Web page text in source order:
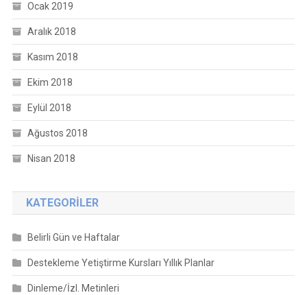
Ocak 2019
Aralık 2018
Kasım 2018
Ekim 2018
Eylül 2018
Ağustos 2018
Nisan 2018
KATEGORILER
Belirli Gün ve Haftalar
Destekleme Yetiştirme Kursları Yıllık Planlar
Dinleme/İzl. Metinleri